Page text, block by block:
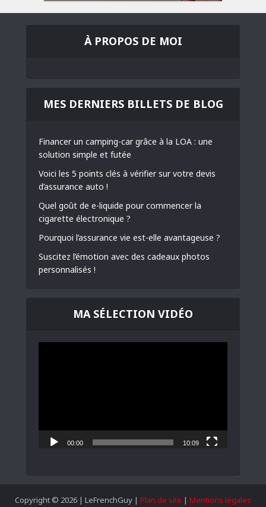
À PROPOS DE MOI
MES DERNIERS BILLETS DE BLOG
Financer un camping-car grâce à la LOA : une
solution simple et futée
Voici les 5 points clés à vérifier sur votre devis
d’assurance auto !
Quel goût de e-liquide pour commencer la
cigarette électronique ?
Pourquoi l’assurance vie est-elle avantageuse ?
Suscitez l’émotion avec des cadeaux photos
personnalisés !
MA SÉLECTION VIDÉO
00:00 10:09
Copyright © 2026 | LeFrenchGuy | Plan de site | Mentions légales